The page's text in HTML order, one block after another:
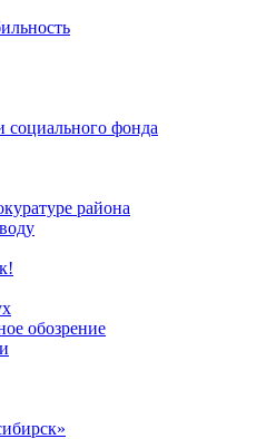
социального фонда
района
обозрение